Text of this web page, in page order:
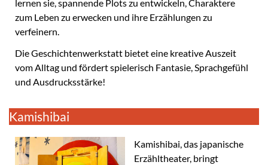
lernen sie, spannende Plots zu entwickeln, Charaktere
zum Leben zu erwecken und ihre Erzählungen zu
verfeinern.
Die Geschichtenwerkstatt bietet eine kreative Auszeit
vom Alltag und fördert spielerisch Fantasie, Sprachgefühl
und Ausdrucksstärke!
Kamishibai
Kamishibai, das japanische
Erzähltheater, bringt